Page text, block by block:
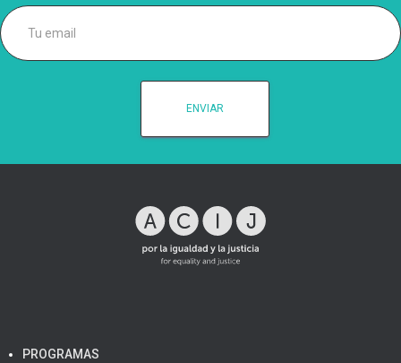
PROGRAMAS